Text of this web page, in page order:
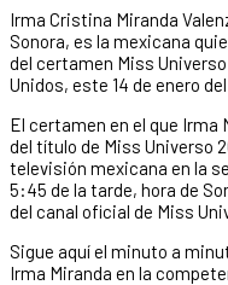
Irma Cristina Miranda
Sonora, es la mexicana
del certamen Miss
Unidos, este 14 de enero
El certamen en el que Irma
del título de Miss Universo
televisión mexicana en la
5:45 de la tarde, hora de
del canal oficial de Miss
Sigue aquí el minuto a
Irma Miranda en la